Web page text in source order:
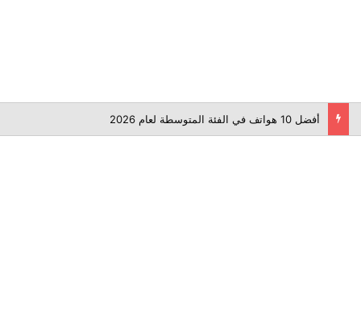
أفضل 10 هواتف في الفئة المتوسطة لعام 2026